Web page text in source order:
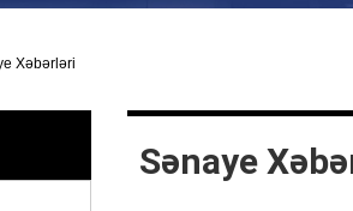
Xəbərləri
Sənaye